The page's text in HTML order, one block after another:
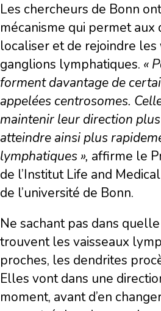
Les chercheurs de Bonn
mécanisme qui permet aux
localiser et de rejoindre les
ganglions lymphatiques. «
forment davantage de
appelées centrosomes.
maintenir leur direction
atteindre ainsi plus
lymphatiques », affirme le
de l’Institut Life and
de l’université de Bonn.
Ne sachant pas dans
trouvent les vaisseaux
proches, les dendrites
Elles vont dans une
moment, avant d’en